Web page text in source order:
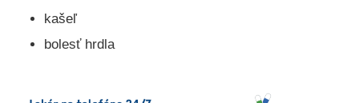
kašeľ
bolesť hrdla